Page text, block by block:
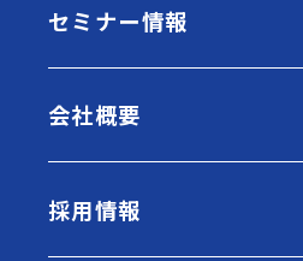
セミナー情報
会社概要
採用情報